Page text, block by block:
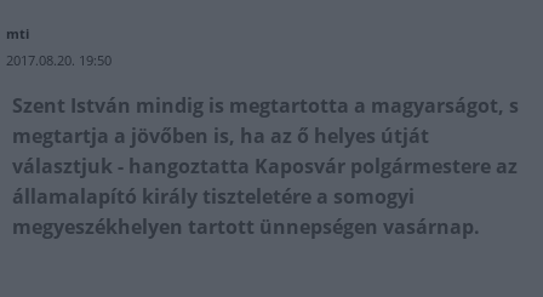
mti
2017.08.20. 19:50
Szent István mindig is megtartotta a magyarságot, s
megtartja a jövőben is, ha az ő helyes útját
választjuk - hangoztatta Kaposvár polgármestere az
államalapító király tiszteletére a somogyi
megyeszékhelyen tartott ünnepségen vasárnap.